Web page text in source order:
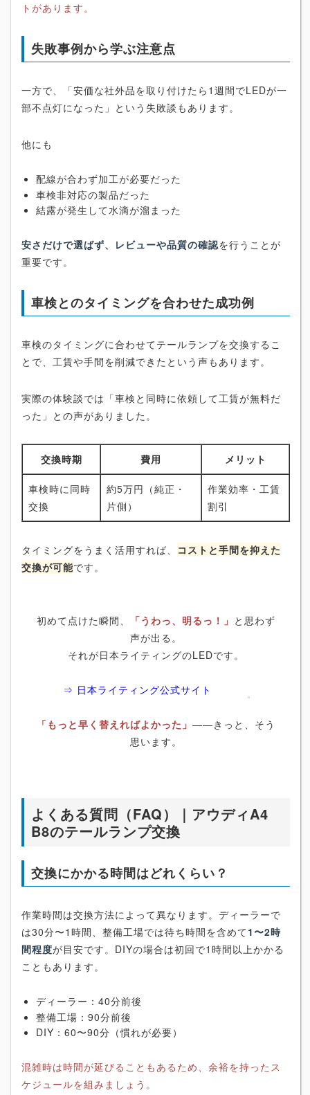
トがあります。
失敗事例から学ぶ注意点
一方で、「安価な社外品を取り付けたら1週間でLEDが一
部不点灯になった」という失敗談もあります。
他にも
配線が合わず加工が必要だった
車検非対応の製品だった
結露が発生して水滴が溜まった
安さだけで選ばず、レビューや品質の確認を行うことが
重要です。
車検とのタイミングを合わせた成功例
車検のタイミングに合わせてテールランプを交換するこ
とで、工賃や手間を削減できたという声もあります。
実際の体験談では「車検と同時に依頼して工賃が無料だ
った」との声がありました。
交換時期 費用 メリット
車検時に同時
交換
約5万円（純正・
片側）
作業効率・工賃
割引
タイミングをうまく活用すれば、 コストと手間を抑えた
交換が可能です。
初めて点けた瞬間、 「うわっ、明るっ！」 と思わず
声が出る。
それが日本ライティングのLEDです。
⇒ 日本ライティング公式サイト
「もっと早く替えればよかった」 ――きっと、そう
思います。
よくある質問（FAQ）｜アウディA4
B8のテールランプ交換
交換にかかる時間はどれくらい？
作業時間は交換方法によって異なります。ディーラーで
は30分〜1時間、整備工場では待ち時間を含めて1〜2時
間程度が目安です。DIYの場合は初回で1時間以上かかる
こともあります。
ディーラー：40分前後
整備工場：90分前後
DIY：60〜90分（慣れが必要）
混雑時は時間が延びることもあるため、余裕を持ったス
ケジュールを組みましょう。